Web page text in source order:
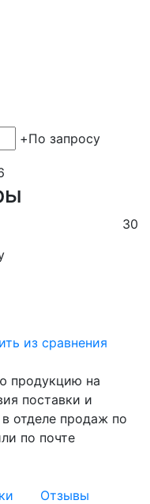
+По запросу
30
из сравнения
продукцию на
поставки и
отделе продаж по
по почте
Отзывы